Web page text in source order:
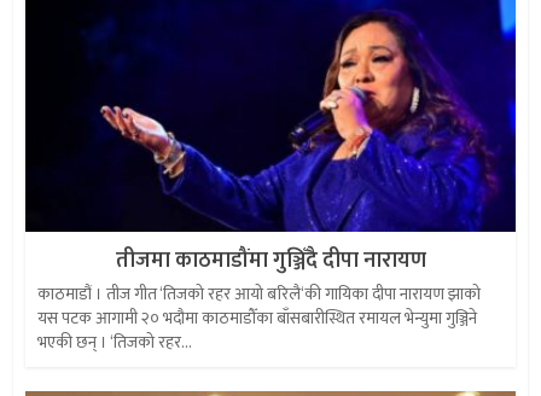
तीजमा काठमाडौंमा गुञ्जिँदै दीपा नारायण
काठमाडौं । तीज गीत ‘तिजको रहर आयो बरिलै‘की गायिका दीपा नारायण झाको
यस पटक आगामी २० भदौमा काठमाडौँका बाँसबारीस्थित रमायल भेन्युमा गुञ्जिने
भएकी छन् । ‘तिजको रहर...